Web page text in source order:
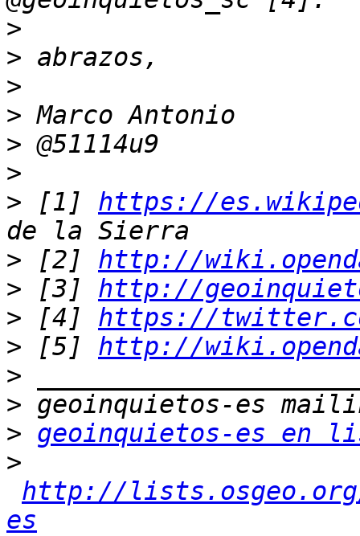
>
>
>
>
>
>
> [1] https://
> [2] http://
> [3] http://
> [4] https://
> [5] http://
>
>
> geoinquietos-es en
>
http://
es